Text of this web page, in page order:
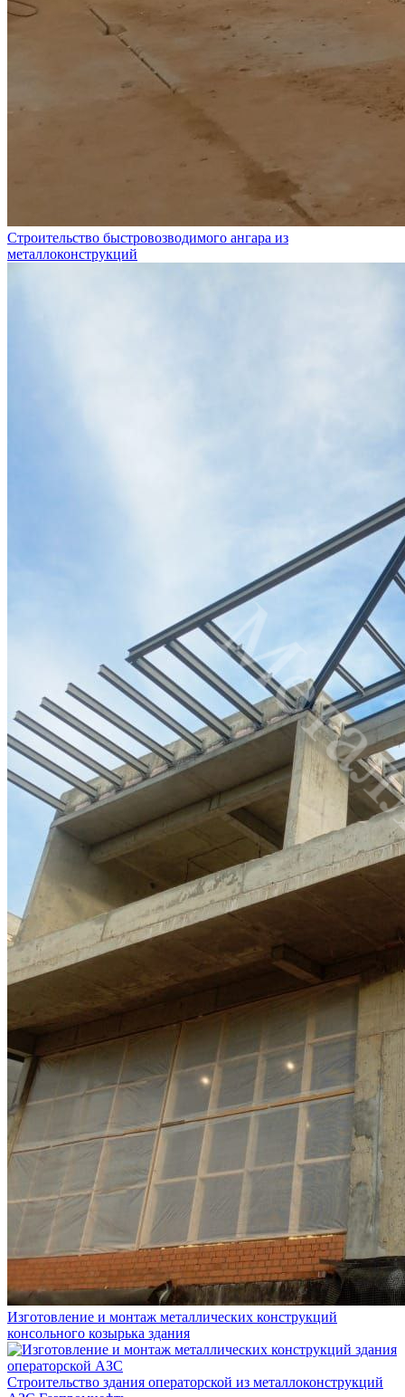
Строительство быстровозводимого ангара из
металлоконструкций
Изготовление и монтаж металлических конструкций
консольного козырька здания
Строительство здания операторской из металлоконструкций